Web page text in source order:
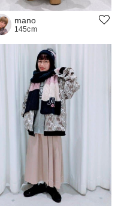
mano
145cm